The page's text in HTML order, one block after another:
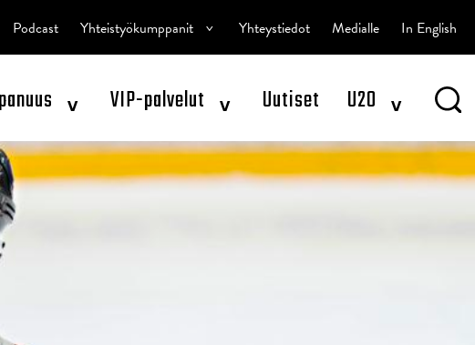
^ VIP-palvelut ^ Uutiset U20 ^
Podcast Yhteistyökumppanit ^ Yhteystiedot Medialle In English